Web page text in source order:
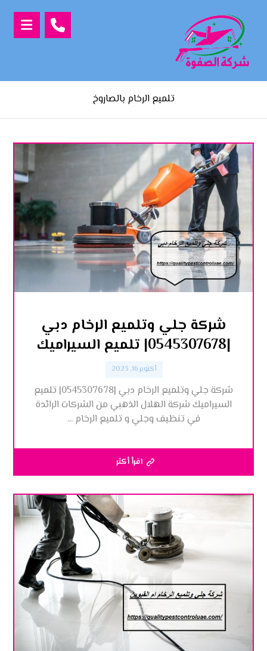
تلميع الرخام بالصاروخ
شركة جلي وتلميع الرخام دبي
|0545307678| تلميع السيراميك
أكتوبر 16, 2023
شركة جلي وتلميع الرخام دبي |0545307678| تلميع
السيراميك شركة الهلال الذهبي من الشركات الرائدة
في تنظيف وجلي و تلميع الرخام ...
اقرأ أكثر